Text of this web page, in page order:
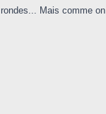
Mais comme